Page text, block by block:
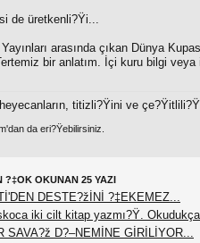
de üretkenli?Ÿi...
arasında çıkan Dünya
bir anlatım. İçi kuru bilgi
titizli?Ÿini ve
da eri?Ÿebilirsiniz.
?‡OK OKUNAN 25 YAZI
DESTE?žİNİ ?‡EKEMEZ...
iki cilt kitap yazmı?Ÿ.
SAVA?ž D?–NEMİNE GİRİLİYOR...